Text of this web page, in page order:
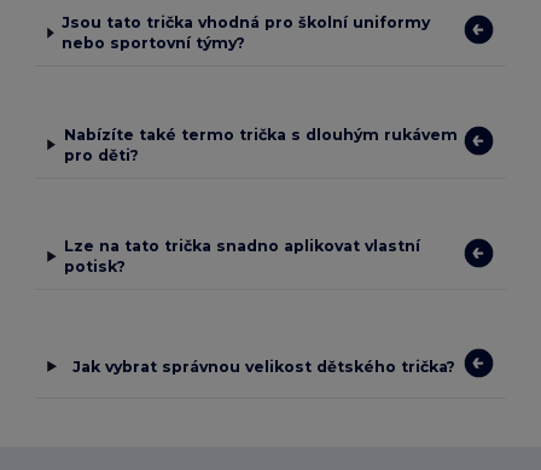
Jsou tato trička vhodná pro školní uniformy
nebo sportovní týmy?
Nabízíte také termo trička s dlouhým rukávem
pro děti?
Lze na tato trička snadno aplikovat vlastní
potisk?
Jak vybrat správnou velikost dětského trička?